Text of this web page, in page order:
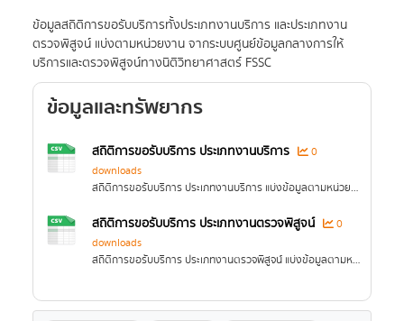
ข้อมูลสถิติการขอรับบริการทั้งประเภทงานบริการ และประเภทงาน
ตรวจพิสูจน์ แบ่งตามหน่วยงาน จากระบบศูนย์ข้อมูลกลางการให้
บริการและตรวจพิสูจน์ทางนิติวิทยาศาสตร์ FSSC
ข้อมูลและทรัพยากร
สถิติการขอรับบริการ ประเภทงานบริการ
0
downloads
สถิติการขอรับบริการ ประเภทงานบริการ แบ่งข้อมูลตามหน่วยงาน รายปีงบประมาณ
สถิติการขอรับบริการ ประเภทงานตรวจพิสูจน์
0
downloads
สถิติการขอรับบริการ ประเภทงานตรวจพิสูจน์ แบ่งข้อมูลตามหน่วยงาน รายปีงบประมาณ